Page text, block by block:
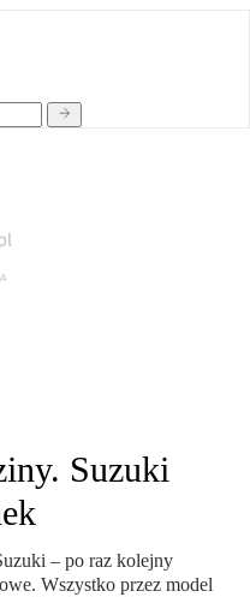
Suzuki
– po raz kolejny
Wszystko przez model